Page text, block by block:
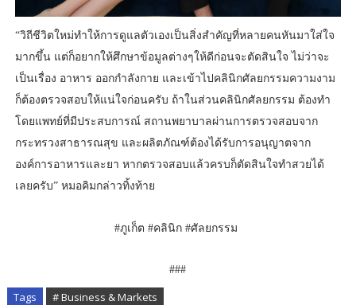
“วิถีชีวิตใหม่ทำให้การดูแลตัวเองเป็นสิ่งสำคัญที่หลายคนหันมาใส่ใจ
มากขึ้น แต่ก็อยากให้ศึกษาข้อมูลต่างๆให้ดีก่อนจะตัดสินใจ ไม่ว่าจะ
เป็นเรื่อง อาหาร ออกกำลังกาย และเข้าไปคลินิกศัลยกรรมความงาม
ก็ต้องตรวจสอบให้แน่ใจก่อนครับ ถ้าในส่วนคลินิกศัลยกรรม ต้องทำ
โดยแพทย์ที่มีประสบการณ์ สถานพยาบาลผ่านการตรวจสอบจาก
กระทรวงสาธารณสุข และผลิตภัณฑ์ต้องได้รับการอนุญาตจาก
องค์การอาหารและยา หากตรวจสอบแล้วครบก็ตัดสินใจทำสวยได้
เลยครับ” หมอคิมกล่าวทิ้งท้าย
#ภูเก็ต #คลินิก #ศัลยกรรม
###
Tags # Business & Markets